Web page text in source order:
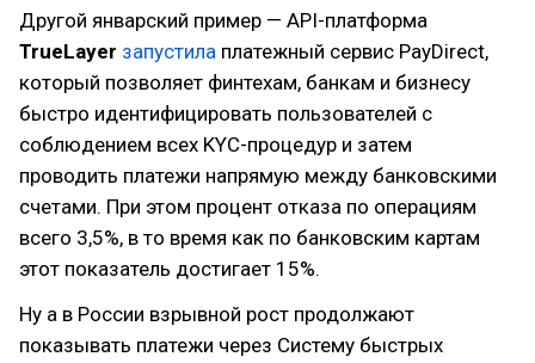
Другой январский пример — API-платформа
TrueLayer запустила платежный сервис PayDirect,
который позволяет финтехам, банкам и бизнесу
быстро идентифицировать пользователей с
соблюдением всех KYC-процедур и затем
проводить платежи напрямую между банковскими
счетами. При этом процент отказа по операциям
всего 3,5%, в то время как по банковским картам
этот показатель достигает 15%.
Ну а в России взрывной рост продолжают
показывать платежи через Систему быстрых